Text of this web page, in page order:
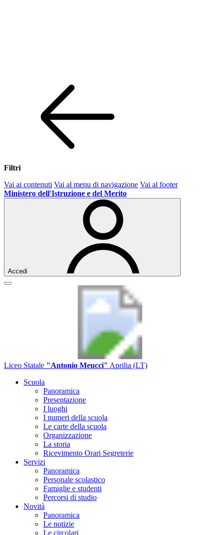
Filtri
Vai ai contenuti Vai al menu di navigazione Vai al footer
Ministero dell'Istruzione e del Merito
Accedi
Liceo Statale "Antonio Meucci" Aprilia (LT)
Scuola
Panoramica
Presentazione
I luoghi
I numeri della scuola
Le carte della scuola
Organizzazione
La storia
Ricevimento Orari Segreterie
Servizi
Panoramica
Personale scolastico
Famiglie e studenti
Percorsi di studio
Novità
Panoramica
Le notizie
Le circolari